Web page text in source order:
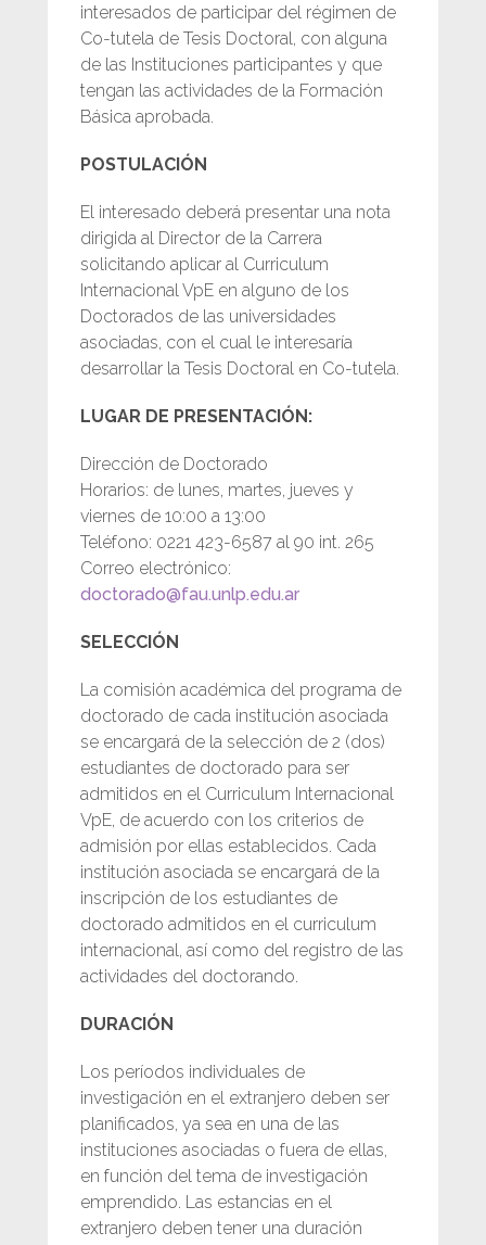
interesados de participar del régimen de
Co-tutela de Tesis Doctoral, con alguna
de las Instituciones participantes y que
tengan las actividades de la Formación
Básica aprobada.
POSTULACIÓN
El interesado deberá presentar una nota
dirigida al Director de la Carrera
solicitando aplicar al Curriculum
Internacional VpE en alguno de los
Doctorados de las universidades
asociadas, con el cual le interesaría
desarrollar la Tesis Doctoral en Co-tutela.
LUGAR DE PRESENTACIÓN:
Dirección de Doctorado
Horarios: de lunes, martes, jueves y
viernes de 10:00 a 13:00
Teléfono: 0221 423-6587 al 90 int. 265
Correo electrónico:
doctorado@fau.unlp.edu.ar
SELECCIÓN
La comisión académica del programa de
doctorado de cada institución asociada
se encargará de la selección de 2 (dos)
estudiantes de doctorado para ser
admitidos en el Curriculum Internacional
VpE, de acuerdo con los criterios de
admisión por ellas establecidos. Cada
institución asociada se encargará de la
inscripción de los estudiantes de
doctorado admitidos en el curriculum
internacional, así como del registro de las
actividades del doctorando.
DURACIÓN
Los períodos individuales de
investigación en el extranjero deben ser
planificados, ya sea en una de las
instituciones asociadas o fuera de ellas,
en función del tema de investigación
emprendido. Las estancias en el
extranjero deben tener una duración